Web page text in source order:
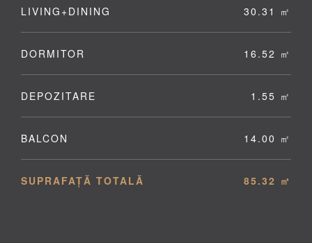
LIVING+DINING 30.31 ㎡
DORMITOR 16.52 ㎡
DEPOZITARE 1.55 ㎡
BALCON 14.00 ㎡
SUPRAFAȚĂ TOTALĂ 85.32 ㎡